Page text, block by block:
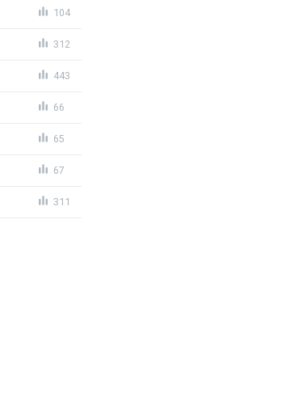
104
312
443
66
65
67
311